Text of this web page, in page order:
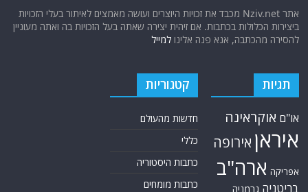
אתר Nziv.net מכבד את זכויות היוצרים ועושה מאמצים לאיתור בעלי הזכויות
ביצירות הכלולות בכתבות. אם זיהית יצירה שאתה בעל הזכויות בה ואתה מעוניין
להסירה מהכתבה, אנא פנה אלינולמייל
תגיות
או"ם אוקראינה
איראן אירופה
אפריקה ארה"ב
בריטניה גרמניה
קטגוריות
חדשות מהעולם
כללי
כתבות היסטוריה
כתבות מומחים